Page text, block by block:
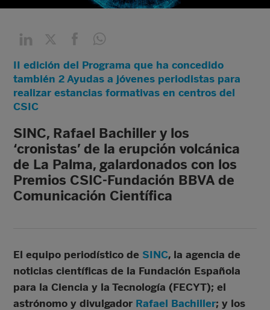
II edición del Programa que ha concedido
también 2 Ayudas a jóvenes periodistas para
realizar estancias formativas en centros del
CSIC
SINC, Rafael Bachiller y los
‘cronistas’ de la erupción volcánica
de La Palma, galardonados con los
Premios CSIC-Fundación BBVA de
Comunicación Científica
El equipo periodístico de SINC, la agencia de
noticias científicas de la Fundación Española
para la Ciencia y la Tecnología (FECYT); el
astrónomo y divulgador Rafael Bachiller; y los